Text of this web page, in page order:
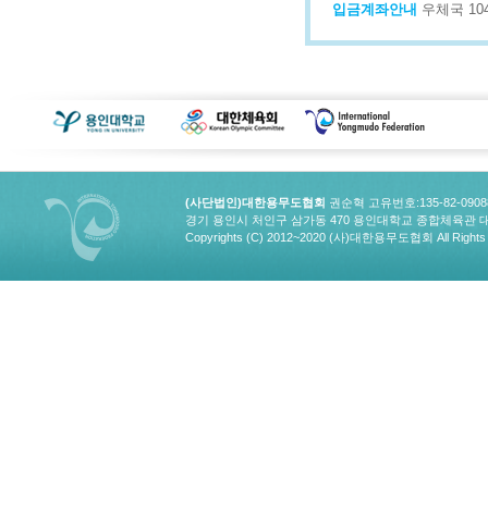
입금계좌안내 우체국
(사단법인)대한용무도협회 권순혁 고유번호:135-82-
경기 용인시 처인구 삼가동 470 용인대학교 종합체육관
Copyrights (C) 2012~2020 (사)대한용무도협회 All